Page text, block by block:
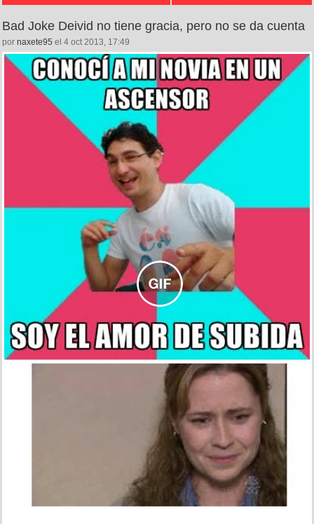
Bad Joke Deivid no tiene gracia, pero no se da cuenta
por naxete95 el 4 oct 2013, 17:49